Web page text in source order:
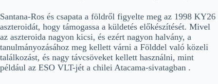
Santana-Ros és csapata a földről figyelte meg az 1998 KY26
aszteroidát, hogy támogassa a küldetés előkészítését. Mivel
az aszteroida nagyon kicsi, és ezért nagyon halvány, a
tanulmányozásához meg kellett várni a Földdel való közeli
találkozást, és nagy távcsöveket kellett használni, mint
például az ESO VLT-jét a chilei Atacama-sivatagban .